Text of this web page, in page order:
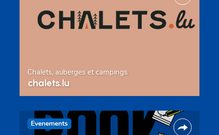
Chalets, auberges et campings
chalets.lu
Evenements